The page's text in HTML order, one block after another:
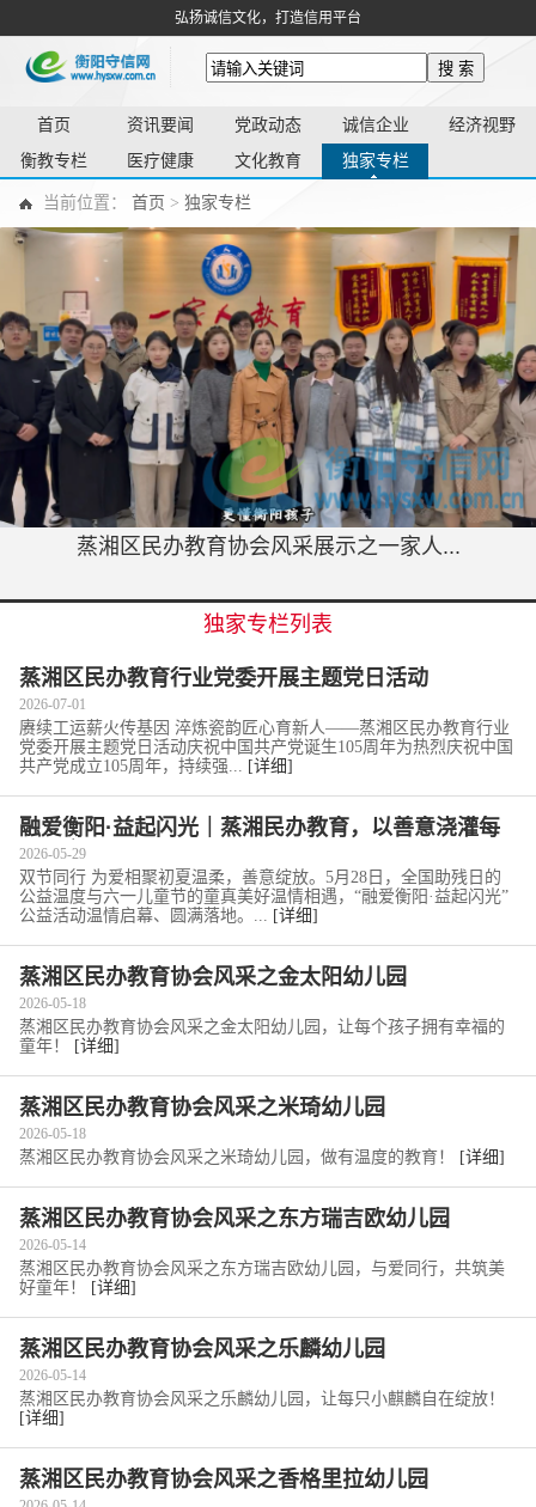
弘扬诚信文化，打造信用平台
搜 索
首页 资讯要闻 党政动态 诚信企业 经济视野
衡教专栏 医疗健康 文化教育 独家专栏
当前位置： 首页 > 独家专栏
蒸湘区民办教育协会风采展示之一家人...
独家专栏列表
蒸湘区民办教育行业党委开展主题党日活动
2026-07-01
赓续工运薪火传基因 淬炼瓷韵匠心育新人——蒸湘区民办教育行业
党委开展主题党日活动庆祝中国共产党诞生105周年为热烈庆祝中国
共产党成立105周年，持续强... [详细]
融爱衡阳·益起闪光｜蒸湘民办教育，以善意浇灌每
一颗童心
2026-05-29
双节同行 为爱相聚初夏温柔，善意绽放。5月28日，全国助残日的
公益温度与六一儿童节的童真美好温情相遇，“融爱衡阳·益起闪光”
公益活动温情启幕、圆满落地。... [详细]
蒸湘区民办教育协会风采之金太阳幼儿园
2026-05-18
蒸湘区民办教育协会风采之金太阳幼儿园，让每个孩子拥有幸福的
童年！ [详细]
蒸湘区民办教育协会风采之米琦幼儿园
2026-05-18
蒸湘区民办教育协会风采之米琦幼儿园，做有温度的教育！ [详细]
蒸湘区民办教育协会风采之东方瑞吉欧幼儿园
2026-05-14
蒸湘区民办教育协会风采之东方瑞吉欧幼儿园，与爱同行，共筑美
好童年！ [详细]
蒸湘区民办教育协会风采之乐麟幼儿园
2026-05-14
蒸湘区民办教育协会风采之乐麟幼儿园，让每只小麒麟自在绽放！
[详细]
蒸湘区民办教育协会风采之香格里拉幼儿园